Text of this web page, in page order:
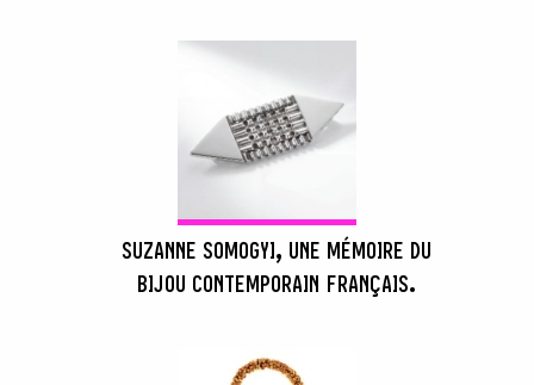
SUZANNE SOMOGYI, UNE MÉMOIRE DU
BIJOU CONTEMPORAIN FRANÇAIS.